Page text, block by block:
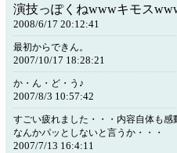
演技っぽくねwwwキモス
2008/6/17 20:12:41
最初からできん。
2007/10/17 18:28:21
か・ん・ど・う♪
2007/8/3 10:57:42
すごい疲れました・・・内容自体も感
なんかパッとしないと言うか・・・
2007/7/13 16:4:11